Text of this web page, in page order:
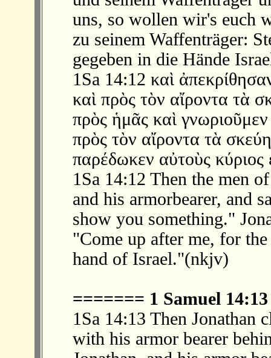
uns, so wollen wir's euch
zu seinem Waffenträger:
gegeben in die Hände
1Sa 14:12 καὶ
καὶ πρὸς τὸν αἴροντα τὰ
πρὸς ἡμᾶς καὶ
πρὸς τὸν αἴροντα τὰ
παρέδωκεν αὐτοὺς κύριος
1Sa 14:12 Then the men
and his armorbearer, and
show you something."
"Come up after me, for
hand of Israel."(nkjv)
======= 1 Samuel
1Sa 14:13 Then Jonathan
with his armor bearer